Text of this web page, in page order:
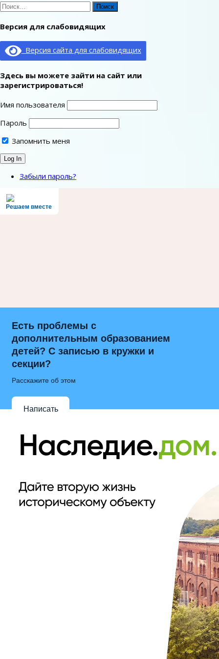
Найти:
Версия для слабовидящих
Версия сайта для слабовидящих
Здесь вы можете зайти на сайт или
зарегистрироваться!
Имя пользователя
Пароль
Запомнить меня
Забыли пароль?
Решаем вместе
Есть проблемы с
дополнительным образованием
детей? С записью в кружки и
секции?
Расскажите об этом
Написать